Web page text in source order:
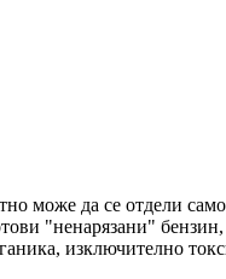
може да се отдели
"ненарязани"
изключително